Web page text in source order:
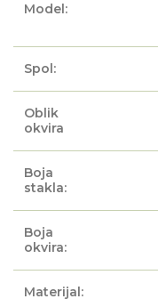
Model:
Spol:
Oblik
okvira
Boja
stakla:
Boja
okvira:
Materijal: